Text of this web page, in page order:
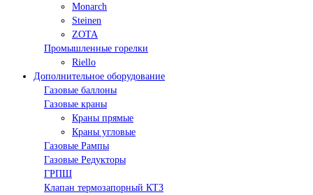
Monarch
Steinen
ZOTA
Промышленные горелки
Riello
Дополнительное оборудование
Газовые баллоны
Газовые краны
Краны прямые
Краны угловые
Газовые Рампы
Газовые Редукторы
ГРПШ
Клапан термозапорный КТЗ